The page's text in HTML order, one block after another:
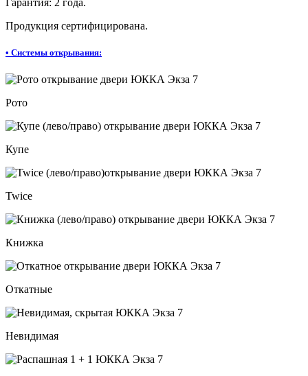
Гарантия: 2 года.
Продукция сертифицирована.
• Системы открывания:
Рото
Купе
Twice
Книжка
Откатные
Невидимая